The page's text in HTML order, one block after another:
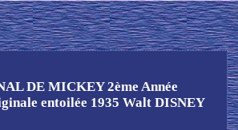
DE MICKEY 2ème Année
entoilée 1935 Walt DISNEY